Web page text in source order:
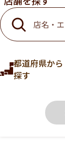
都道府県から
探す